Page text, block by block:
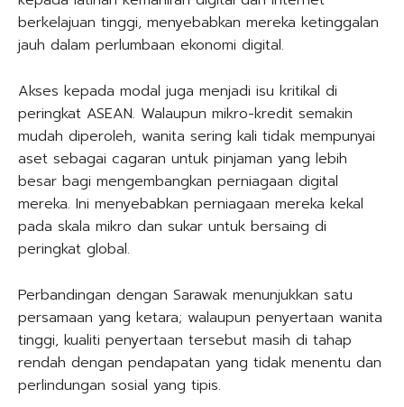
berkelajuan tinggi, menyebabkan mereka ketinggalan
jauh dalam perlumbaan ekonomi digital.
Akses kepada modal juga menjadi isu kritikal di
peringkat ASEAN. Walaupun mikro-kredit semakin
mudah diperoleh, wanita sering kali tidak mempunyai
aset sebagai cagaran untuk pinjaman yang lebih
besar bagi mengembangkan perniagaan digital
mereka. Ini menyebabkan perniagaan mereka kekal
pada skala mikro dan sukar untuk bersaing di
peringkat global.
Perbandingan dengan Sarawak menunjukkan satu
persamaan yang ketara; walaupun penyertaan wanita
tinggi, kualiti penyertaan tersebut masih di tahap
rendah dengan pendapatan yang tidak menentu dan
perlindungan sosial yang tipis.